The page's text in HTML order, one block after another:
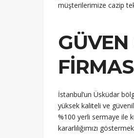
müşterilerimize cazip
İstanbul’un Üsküdar
yüksek kaliteli ve
%100 yerli sermaye ile
kararlılığımızı